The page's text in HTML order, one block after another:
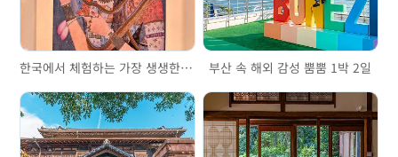
한국에서 체험하는 가장 생생한 인도, 부산 인도문화원 부산 속 해외 감성 뿜뿜 1박 2일